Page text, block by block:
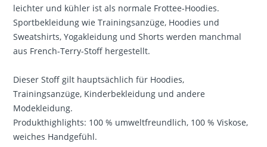
leichter und kühler ist als normale Frottee-Hoodies.
Sportbekleidung wie Trainingsanzüge, Hoodies und
Sweatshirts, Yogakleidung und Shorts werden manchmal
aus French-Terry-Stoff hergestellt.
Dieser Stoff gilt hauptsächlich für Hoodies,
Trainingsanzüge, Kinderbekleidung und andere
Modekleidung.
Produkthighlights: 100 % umweltfreundlich, 100 % Viskose,
weiches Handgefühl.